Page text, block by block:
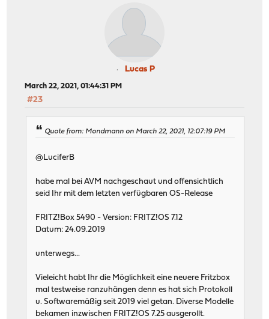
Lucas P
March 22, 2021, 01:44:31 PM
#23
Quote from: Mondmann on March 22, 2021, 12:07:19 PM
@LuciferB
habe mal bei AVM nachgeschaut und offensichtlich
seid Ihr mit dem letzten verfügbaren OS-Release
FRITZ!Box 5490 - Version: FRITZ!OS 7.12
Datum: 24.09.2019
unterwegs...
Vieleicht habt Ihr die Möglichkeit eine neuere Fritzbox
mal testweise ranzuhängen denn es hat sich Protokoll
u. Softwaremäßig seit 2019 viel getan. Diverse Modelle
bekamen inzwischen FRITZ!OS 7.25 ausgerollt.